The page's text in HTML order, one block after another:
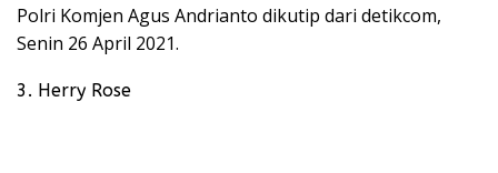
Polri Komjen Agus Andrianto dikutip dari detikcom,
Senin 26 April 2021.
3. Herry Rose